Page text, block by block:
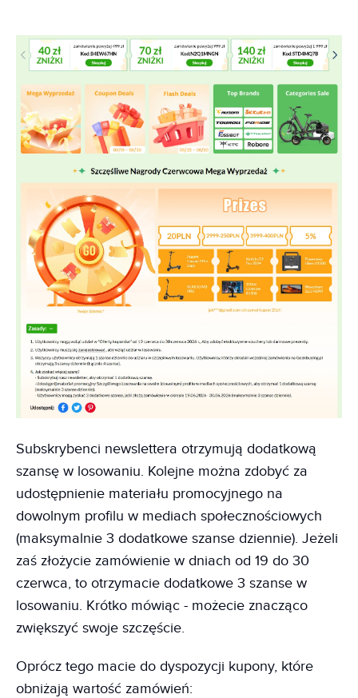
Subskrybenci newslettera otrzymują dodatkową
szansę w losowaniu. Kolejne można zdobyć za
udostępnienie materiału promocyjnego na
dowolnym profilu w mediach społecznościowych
(maksymalnie 3 dodatkowe szanse dziennie). Jeżeli
zaś złożycie zamówienie w dniach od 19 do 30
czerwca, to otrzymacie dodatkowe 3 szanse w
losowaniu. Krótko mówiąc - możecie znacząco
zwiększyć swoje szczęście.
Oprócz tego macie do dyspozycji kupony, które
obniżają wartość zamówień: